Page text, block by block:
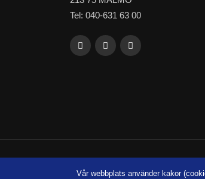
Tel: 040-631 63 00
Vår webbplats använder kakor